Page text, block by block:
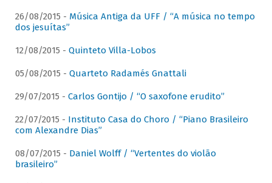
26/08/2015 - Música Antiga da UFF / “A música no tempo
dos jesuítas”
12/08/2015 - Quinteto Villa-Lobos
05/08/2015 - Quarteto Radamés Gnattali
29/07/2015 - Carlos Gontijo / “O saxofone erudito”
22/07/2015 - Instituto Casa do Choro / “Piano Brasileiro
com Alexandre Dias”
08/07/2015 - Daniel Wolff / “Vertentes do violão
brasileiro”